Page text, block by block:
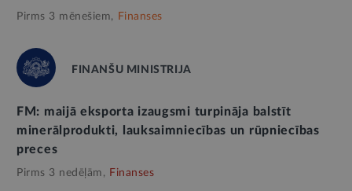
Pirms 3 mēnešiem, Finanses
FINANŠU MINISTRIJA
FM: maijā eksporta izaugsmi turpināja balstīt
minerālprodukti, lauksaimniecības un rūpniecības
preces
Pirms 3 nedēļām, Finanses